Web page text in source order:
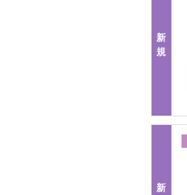
新
規
新